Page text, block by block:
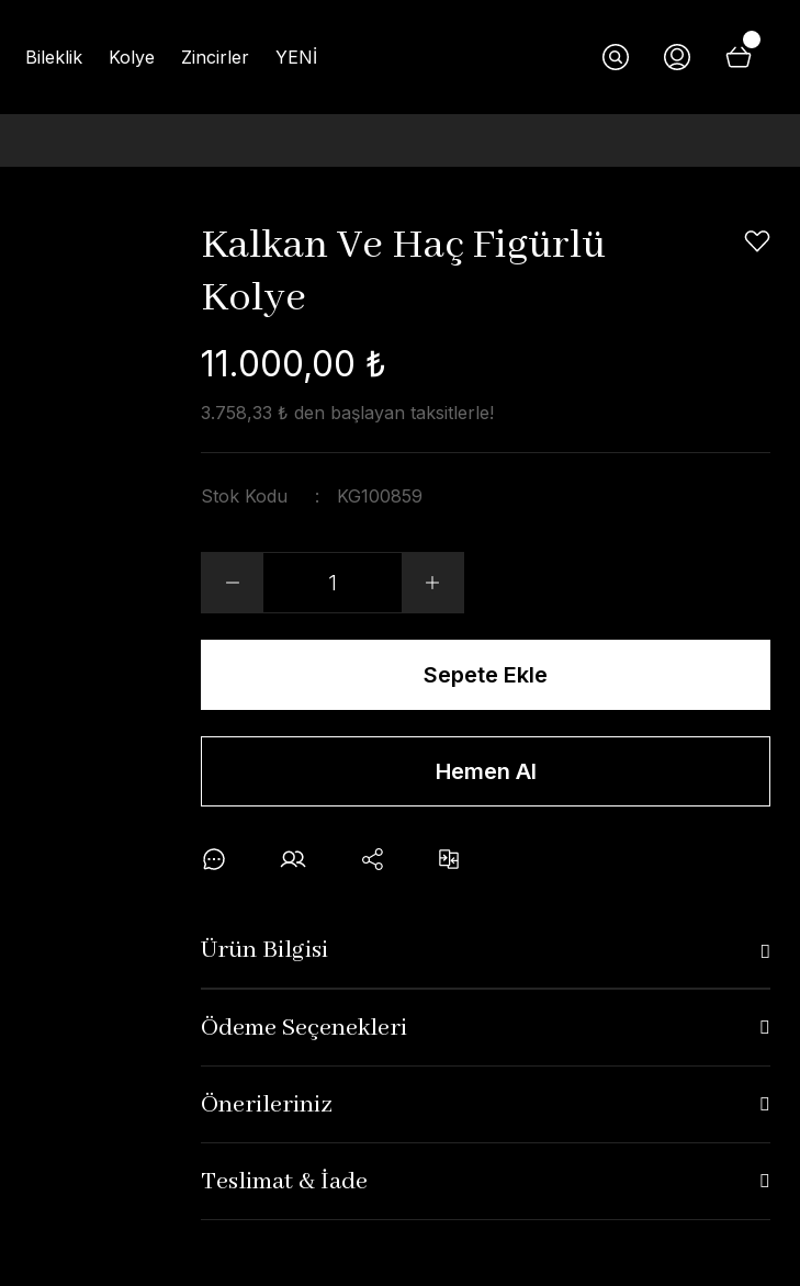
Bileklik Kolye Zincirler YENİ
Kalkan Ve Haç Figürlü
Kolye
11.000,00 ₺
3.758,33 ₺ den başlayan taksitlerle!
Stok Kodu KG100859
Sepete Ekle
Hemen Al
Ürün Bilgisi
Ödeme Seçenekleri
Önerileriniz
Teslimat & İade